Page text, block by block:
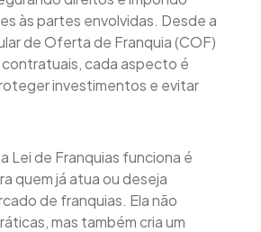
às partes envolvidas. Desde a
de Oferta de Franquia (COF)
contratuais, cada aspecto é
investimentos e evitar
Lei de Franquias funciona é
quem já atua ou deseja
de franquias. Ela não
mas também cria um